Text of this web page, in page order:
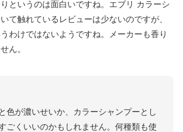
というのは面白いですね。エブリ カラーシ
て触れているレビューは少ないのですが、
わけではないようですね。メーカーも香り
ん。
色が濃いせいか、カラーシャンプーとし
ごくいいのかもしれません。何種類も使